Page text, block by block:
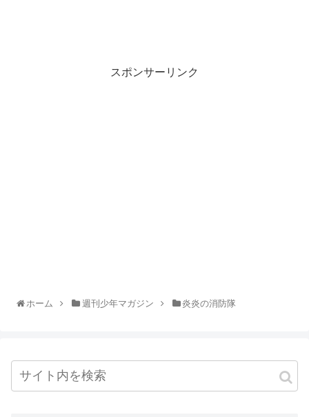
スポンサーリンク
ホーム 週刊少年マガジン 炎炎の消防隊